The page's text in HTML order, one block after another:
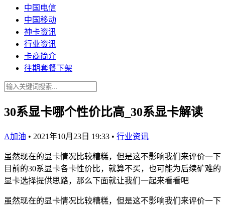
中国电信
中国移动
神卡资讯
行业资讯
卡商简介
往期套餐下架
30系显卡哪个性价比高_30系显卡解读
A加油 • 2021年10月23日 19:33 • 行业资讯
虽然现在的显卡情况比较糟糕，但是这不影响我们来评价一下
目前的30系显卡各卡性价比，就算不买，也可能为后续矿难的
显卡选择提供思路，那么下面就让我们一起来看看吧
虽然现在的显卡情况比较糟糕，但是这不影响我们来评价一下